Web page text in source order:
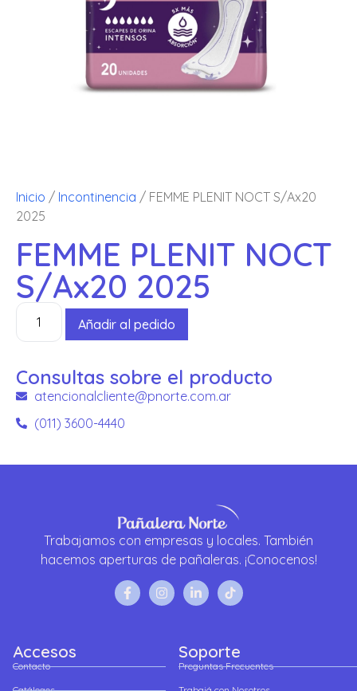
Inicio / Incontinencia / FEMME PLENIT NOCT S/Ax20
2025
FEMME PLENIT NOCT
S/Ax20 2025
Añadir al pedido
Consultas sobre el producto
atencionalcliente@pnorte.com.ar
(011) 3600-4440
Trabajamos con empresas y locales. También
hacemos aperturas de pañaleras. ¡Conocenos!
Accesos
Contacto
Soporte
Preguntas Frecuentes